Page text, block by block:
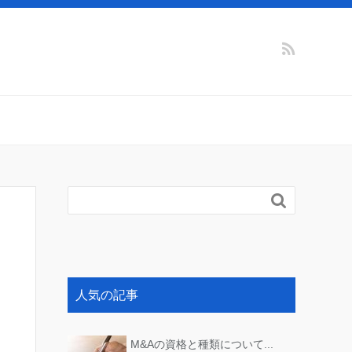

人気の記事
M&Aの資格と種類について...